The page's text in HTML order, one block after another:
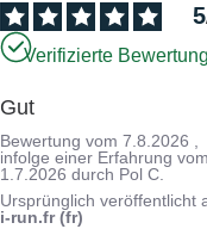
5
Verifizierte
Gut
Bewertung vom7.8.2026
infolge einer Erfahrung
1.7.2026 durch Pol C.
Ursprünglich veröffentlicht
i-run.fr (fr)